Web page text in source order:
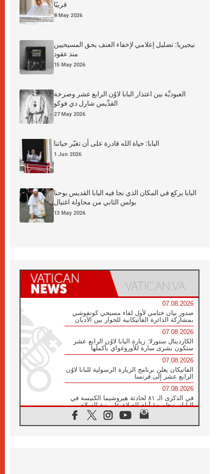
قريبًا
8 May 2026
نيجيريا: تضليل إعلامي لإخفاء العنف بحق المسيحيين
منذ عقود
15 May 2026
العبوديَّة بين اعتذار البابا لاوُن الرابع عشر وصرخة
القدِّيس شارل دي فوكو
27 May 2026
البابا: حياة الله قادرة على أن تغيّر حياتنا
1 Jun 2026
البابا يركع في المكان الذي نجا فيه البابا القديس يوحنا
بولس الثاني من محاولة اغتيال
13 May 2026
07.08.2026
صدور بيان ختامي لأول لقاء مسيحي كونفوشي
بمشاركة الدائرة الفاتيكانية للحوار بين الأديان
07.08.2026
الكاردينال ستورلا: زيارة البابا لاوُن الرابع عشر
ستكون بشرى سارة للأوروغواي بأكملها
07.08.2026
الفاتيكان يعلن برنامج الزيارة الرسولية للبابا لاوُن
الرابع عشر إلى فرنسا
07.08.2026
في الذكرى الـ ٨١ لحادثة هيروشيما الكنيسة في
اليابان تنظم ١٠ أيام للصلاة على نية السلام
الكنيسة في الأوروغواي: زيارة البابا ستعزز